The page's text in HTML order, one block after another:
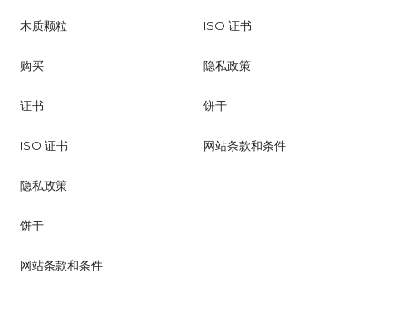
木质颗粒
购买
证书
ISO 证书
隐私政策
饼干
网站条款和条件
ISO 证书
隐私政策
饼干
网站条款和条件